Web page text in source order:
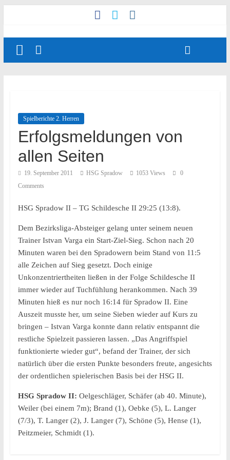
Spielberichte 2. Herren
Erfolgsmeldungen von
allen Seiten
19. September 2011 HSG Spradow 1053 Views
0
Comments
HSG Spradow II – TG Schildesche II 29:25 (13:8).
Dem Bezirksliga-Absteiger gelang unter seinem neuen
Trainer Istvan Varga ein Start-Ziel-Sieg. Schon nach 20
Minuten waren bei den Spradowern beim Stand von 11:5
alle Zeichen auf Sieg gesetzt. Doch einige
Unkonzentriertheiten ließen in der Folge Schildesche II
immer wieder auf Tuchfühlung herankommen. Nach 39
Minuten hieß es nur noch 16:14 für Spradow II. Eine
Auszeit musste her, um seine Sieben wieder auf Kurs zu
bringen – Istvan Varga konnte dann relativ entspannt die
restliche Spielzeit passieren lassen. „Das Angriffspiel
funktionierte wieder gut“, befand der Trainer, der sich
natürlich über die ersten Punkte besonders freute, angesichts
der ordentlichen spielerischen Basis bei der HSG II.
HSG Spradow II: Oelgeschläger, Schäfer (ab 40. Minute),
Weiler (bei einem 7m); Brand (1), Oebke (5), L. Langer
(7/3), T. Langer (2), J. Langer (7), Schöne (5), Hense (1),
Peitzmeier, Schmidt (1).